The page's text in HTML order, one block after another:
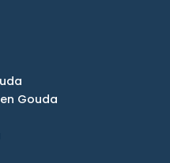
Gouda